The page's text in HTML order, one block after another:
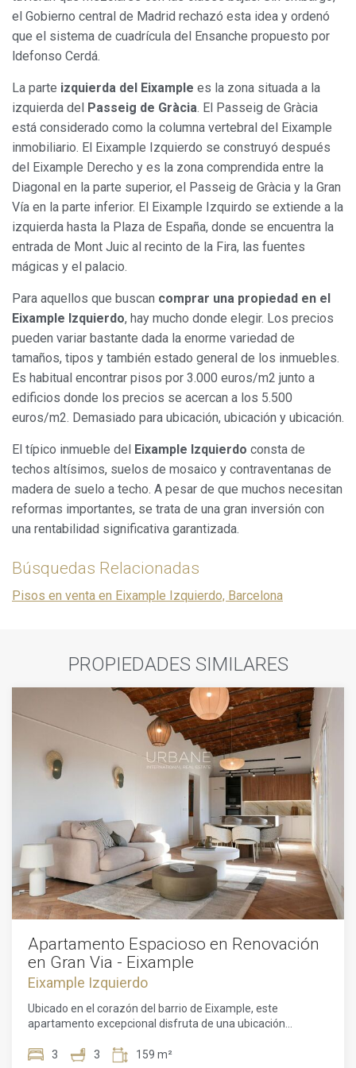
el Gobierno central de Madrid rechazó esta idea y ordenó
que el sistema de cuadrícula del Ensanche propuesto por
ldefonso Cerdá.
La parte izquierda del Eixample es la zona situada a la
izquierda del Passeig de Gràcia. El Passeig de Gràcia
está considerado como la columna vertebral del Eixample
inmobiliario. El Eixample Izquierdo se construyó después
del Eixample Derecho y es la zona comprendida entre la
Diagonal en la parte superior, el Passeig de Gràcia y la Gran
Vía en la parte inferior. El Eixample Izquirdo se extiende a la
izquierda hasta la Plaza de España, donde se encuentra la
entrada de Mont Juic al recinto de la Fira, las fuentes
mágicas y el palacio.
Para aquellos que buscan comprar una propiedad en el
Eixample Izquierdo, hay mucho donde elegir. Los precios
pueden variar bastante dada la enorme variedad de
tamaños, tipos y también estado general de los inmuebles.
Es habitual encontrar pisos por 3.000 euros/m2 junto a
edificios donde los precios se acercan a los 5.500
euros/m2. Demasiado para ubicación, ubicación y ubicación.
El típico inmueble del Eixample Izquierdo consta de
techos altísimos, suelos de mosaico y contraventanas de
madera de suelo a techo. A pesar de que muchos necesitan
reformas importantes, se trata de una gran inversión con
una rentabilidad significativa garantizada.
Búsquedas Relacionadas
Pisos en venta en Eixample Izquierdo, Barcelona
PROPIEDADES SIMILARES
Apartamento Espacioso en Renovación
en Gran Via - Eixample
Eixample Izquierdo
Ubicado en el corazón del barrio de Eixample, este
apartamento excepcional disfruta de una ubicación
Esta rara propiedad, en un edificio de 1888, está siendo
3 3 159 m²